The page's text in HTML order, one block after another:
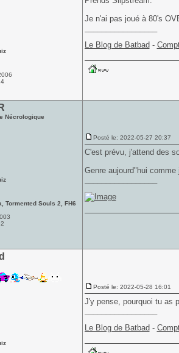
Je n'ai pas joué à 80's
Le Blog de Batbad -
Nécrologique
Tormented Souls 2, FH6
Posté le: 2022-05-27 20:37
C'est prévu, j'attend des
Genre aujourd"hui
Posté le: 2022-05-28 16:01
J'y pense, pourquoi tu as
Le Blog de Batbad -